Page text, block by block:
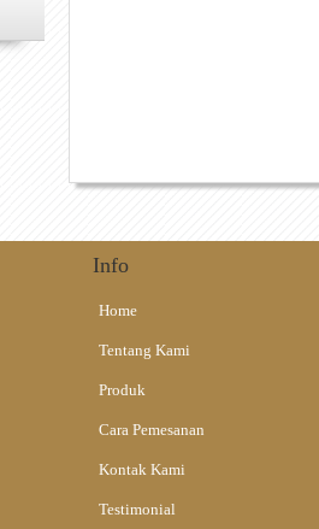
Info
Home
Tentang Kami
Produk
Cara Pemesanan
Kontak Kami
Testimonial